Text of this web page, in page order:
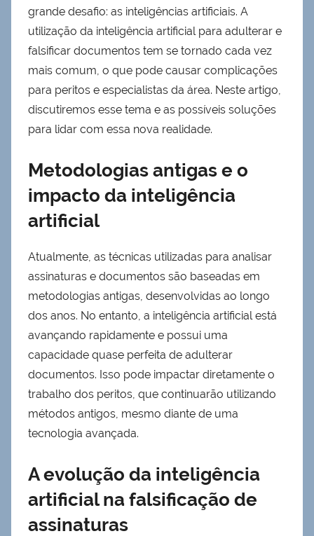
grande desafio: as inteligências artificiais. A
utilização da inteligência artificial para adulterar e
falsificar documentos tem se tornado cada vez
mais comum, o que pode causar complicações
para peritos e especialistas da área. Neste artigo,
discutiremos esse tema e as possíveis soluções
para lidar com essa nova realidade.
Metodologias antigas e o
impacto da inteligência
artificial
Atualmente, as técnicas utilizadas para analisar
assinaturas e documentos são baseadas em
metodologias antigas, desenvolvidas ao longo
dos anos. No entanto, a inteligência artificial está
avançando rapidamente e possui uma
capacidade quase perfeita de adulterar
documentos. Isso pode impactar diretamente o
trabalho dos peritos, que continuarão utilizando
métodos antigos, mesmo diante de uma
tecnologia avançada.
A evolução da inteligência
artificial na falsificação de
assinaturas